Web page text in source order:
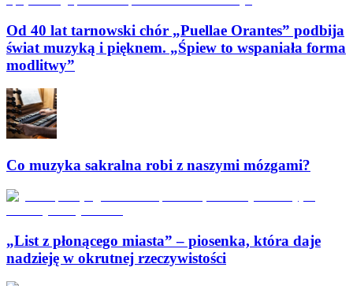
Od 40 lat tarnowski chór „Puellae Orantes” podbija
świat muzyką i pięknem. „Śpiew to wspaniała forma
modlitwy”
Co muzyka sakralna robi z naszymi mózgami?
„List z płonącego miasta” – piosenka, która daje
nadzieję w okrutnej rzeczywistości